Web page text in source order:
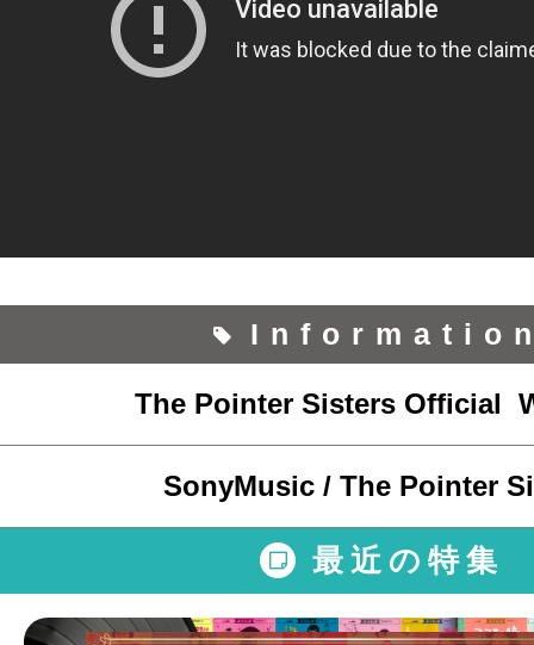
The Pointer Sisters Official
SonyMusic / The Pointer
最近の特集